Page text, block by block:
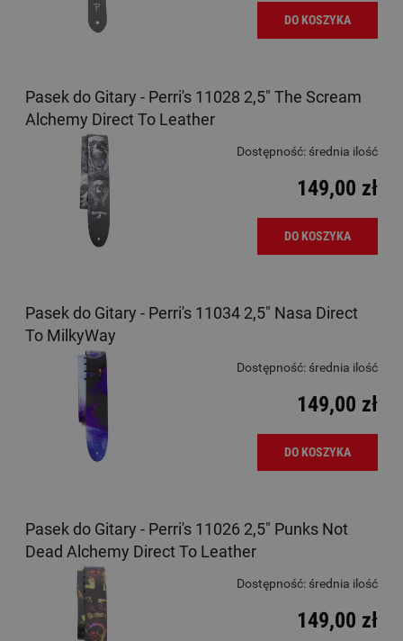
DO KOSZYKA
Pasek do Gitary - Perri's 11028 2,5" The Scream
Alchemy Direct To Leather
Dostępność: średnia ilość
149,00 zł
DO KOSZYKA
Pasek do Gitary - Perri's 11034 2,5" Nasa Direct
To MilkyWay
Dostępność: średnia ilość
149,00 zł
DO KOSZYKA
Pasek do Gitary - Perri's 11026 2,5" Punks Not
Dead Alchemy Direct To Leather
Dostępność: średnia ilość
149,00 zł